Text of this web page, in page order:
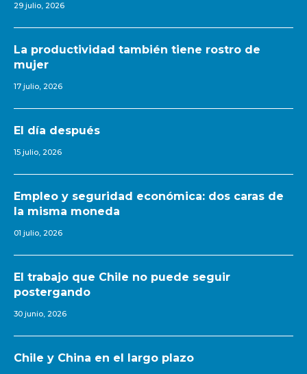
29 julio, 2026
La productividad también tiene rostro de
mujer
17 julio, 2026
El día después
15 julio, 2026
Empleo y seguridad económica: dos caras de
la misma moneda
01 julio, 2026
El trabajo que Chile no puede seguir
postergando
30 junio, 2026
Chile y China en el largo plazo